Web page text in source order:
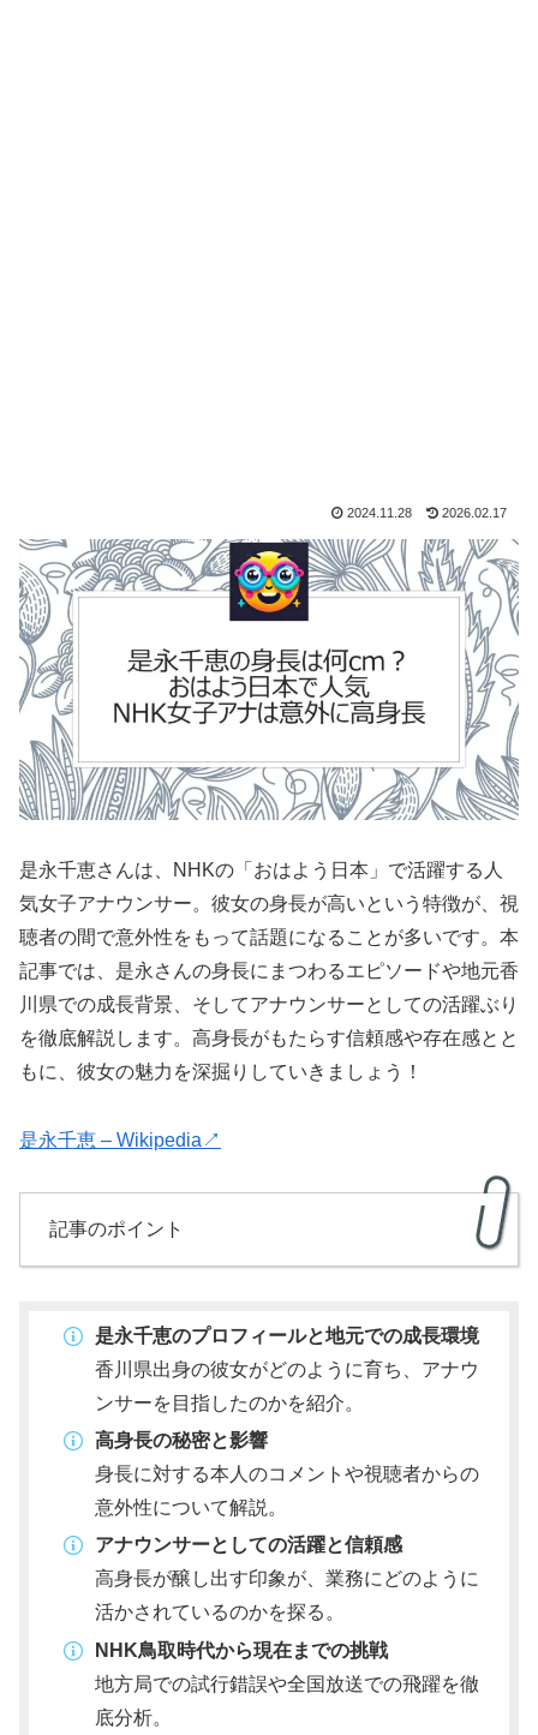
2024.11.28 2026.02.17
是永千恵さんは、NHKの「おはよう日本」で活躍する人
気女子アナウンサー。彼女の身長が高いという特徴が、視
聴者の間で意外性をもって話題になることが多いです。本
記事では、是永さんの身長にまつわるエピソードや地元香
川県での成長背景、そしてアナウンサーとしての活躍ぶり
を徹底解説します。高身長がもたらす信頼感や存在感とと
もに、彼女の魅力を深掘りしていきましょう！
是永千恵 – Wikipedia↗
記事のポイント
是永千恵のプロフィールと地元での成長環境
香川県出身の彼女がどのように育ち、アナウ
ンサーを目指したのかを紹介。
高身長の秘密と影響
身長に対する本人のコメントや視聴者からの
意外性について解説。
アナウンサーとしての活躍と信頼感
高身長が醸し出す印象が、業務にどのように
活かされているのかを探る。
NHK鳥取時代から現在までの挑戦
地方局での試行錯誤や全国放送での飛躍を徹
底分析。